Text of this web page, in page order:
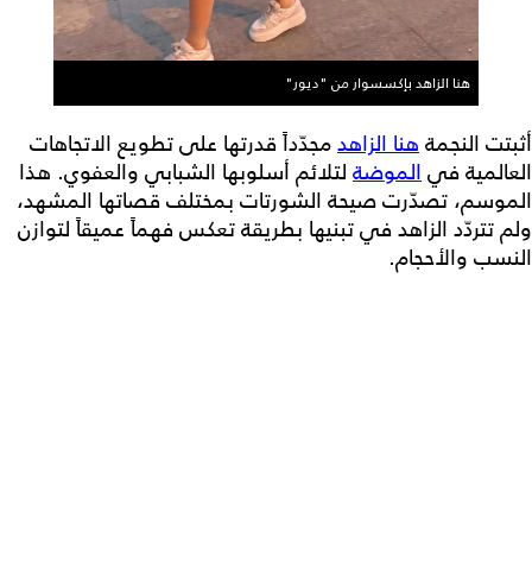
هنا الزاهد بإكسسوار من "ديور"
أثبتت النجمةهنا الزاهدمجدّداً قدرتها على تطويع الاتجاهات
العالمية فيالموضة لتلائم أسلوبها الشبابي والعفوي. هذا
الموسم، تصدّرت صيحة الشورتات بمختلف قصاتها المشهد،
ولم تتردّد الزاهد في تبنيها بطريقة تعكس فهماً عميقاً لتوازن
النسب والأحجام.